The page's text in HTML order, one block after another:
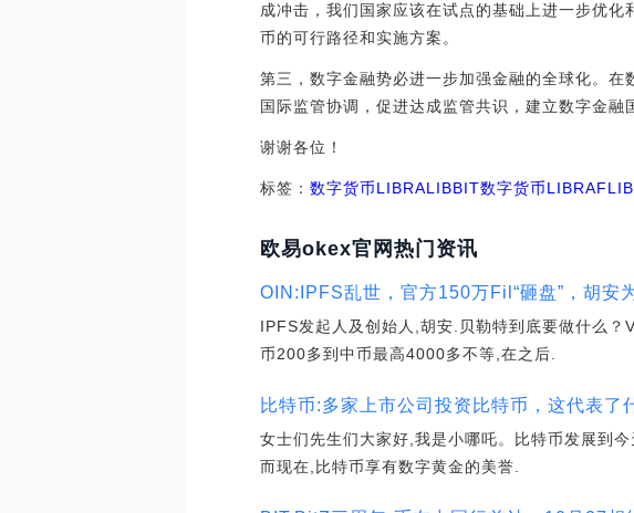
成冲击，我们国家应该在试点的基础上进一步优
币的可行路径和实施方案。
第三，数字金融势必进一步加强金融的全球化。
国际监管协调，促进达成监管共识，建立数字金融
谢谢各位！
标签：数字货币LIBRALIBBIT数字货币LIBRAF
欧易okex官网热门资讯
OIN:IPFS乱世，官方150万Fil“砸盘”，胡安
IPFS发起人及创始人,胡安.贝勒特到底要做什么
币200多到中币最高4000多不等,在之后.
比特币:多家上市公司投资比特币，这代表了
女士们先生们大家好,我是小哪吒。比特币发展到
而现在,比特币享有数字黄金的美誉.